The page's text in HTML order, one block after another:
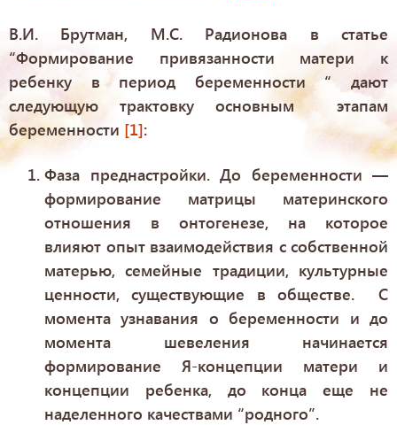
В.И. Брутман, М.С. Радионова в статье
“Формирование привязанности матери к
ребенку в период беременности “ дают
следующую трактовку основным этапам
беременности [1]:
Фаза преднастройки. До беременности —
формирование матрицы материнского
отношения в онтогенезе, на которое
влияют опыт взаимодействия с собственной
матерью, семейные традиции, культурные
ценности, существующие в обществе. С
момента узнавания о беременности и до
момента шевеления начинается
формирование Я-концепции матери и
концепции ребенка, до конца еще не
наделенного качествами “родного”.